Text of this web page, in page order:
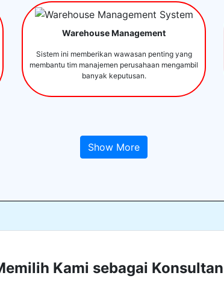
Warehouse Management
Sistem ini memberikan wawasan penting yang
membantu tim manajemen perusahaan mengambil
banyak keputusan.
Show More
Kami sebagai Konsultan